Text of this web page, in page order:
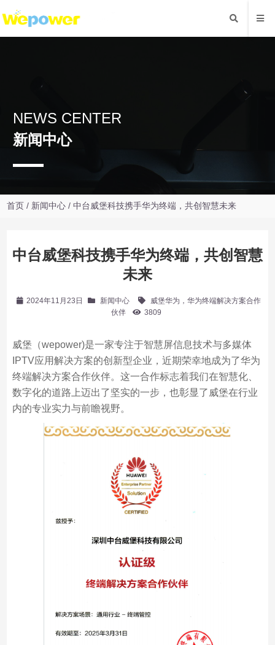
NEWS CENTER
新闻中心
首页 / 新闻中心 / 中台威堡科技携手华为终端，共创智慧未来
中台威堡科技携手华为终端，共创智慧
未来
2024年11月23日 新闻中心
威堡华为，华为终端解决方案合作
伙伴
3809
威堡（wepower)是一家专注于智慧屏信息技术与多媒体
IPTV应用解决方案的创新型企业，近期荣幸地成为了华为
终端解决方案合作伙伴。这一合作标志着我们在智慧化、
数字化的道路上迈出了坚实的一步，也彰显了威堡在行业
内的专业实力与前瞻视野。